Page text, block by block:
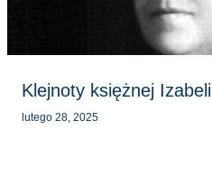
Klejnoty księżnej Izabeli
lutego 28, 2025